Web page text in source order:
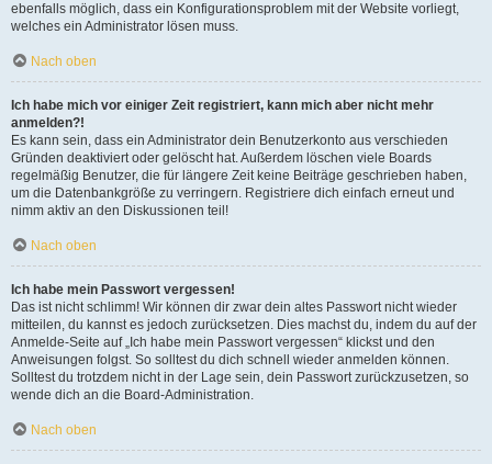
ebenfalls möglich, dass ein Konfigurationsproblem mit der Website vorliegt,
welches ein Administrator lösen muss.
Nach oben
Ich habe mich vor einiger Zeit registriert, kann mich aber nicht mehr
anmelden?!
Es kann sein, dass ein Administrator dein Benutzerkonto aus verschieden
Gründen deaktiviert oder gelöscht hat. Außerdem löschen viele Boards
regelmäßig Benutzer, die für längere Zeit keine Beiträge geschrieben haben,
um die Datenbankgröße zu verringern. Registriere dich einfach erneut und
nimm aktiv an den Diskussionen teil!
Nach oben
Ich habe mein Passwort vergessen!
Das ist nicht schlimm! Wir können dir zwar dein altes Passwort nicht wieder
mitteilen, du kannst es jedoch zurücksetzen. Dies machst du, indem du auf der
Anmelde-Seite auf „Ich habe mein Passwort vergessen“ klickst und den
Anweisungen folgst. So solltest du dich schnell wieder anmelden können.
Solltest du trotzdem nicht in der Lage sein, dein Passwort zurückzusetzen, so
wende dich an die Board-Administration.
Nach oben